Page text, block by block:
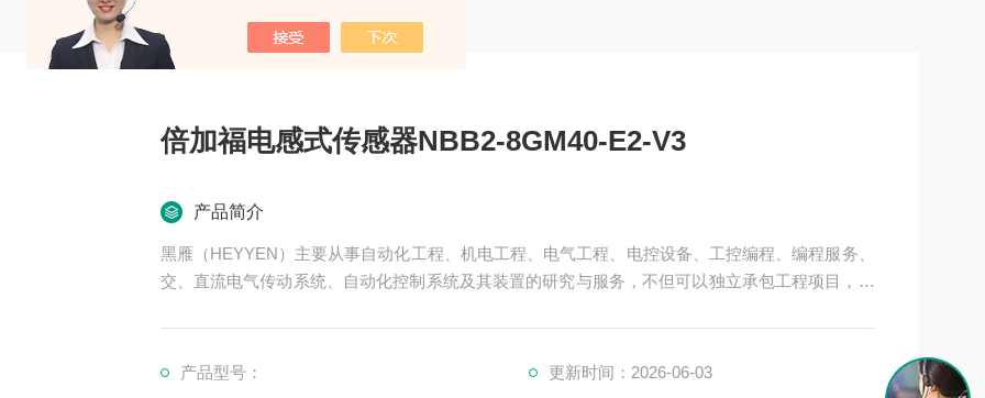
倍加福电感式传感器NBB2-8GM40-E2-V3
产品简介
黑雁（HEYYEN）主要从事自动化工程、机电工程、电气工程、电控设备、工控编程、编程服务、
交、直流电气传动系统、自动化控制系统及其装置的研究与服务，不但可以独立承包工程项目，还
倍加福电感式传感器NBB2-8GM40-E2-V3
产品型号： 更新时间：2026-06-03